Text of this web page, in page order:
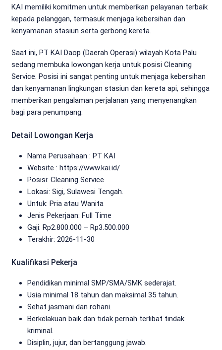
KAI memiliki komitmen untuk memberikan pelayanan terbaik
kepada pelanggan, termasuk menjaga kebersihan dan
kenyamanan stasiun serta gerbong kereta.
Saat ini, PT KAI Daop (Daerah Operasi) wilayah Kota Palu
sedang membuka lowongan kerja untuk posisi Cleaning
Service. Posisi ini sangat penting untuk menjaga kebersihan
dan kenyamanan lingkungan stasiun dan kereta api, sehingga
memberikan pengalaman perjalanan yang menyenangkan
bagi para penumpang.
Detail Lowongan Kerja
Nama Perusahaan : PT KAI
Website : https://www.kai.id/
Posisi: Cleaning Service
Lokasi: Sigi, Sulawesi Tengah.
Untuk: Pria atau Wanita
Jenis Pekerjaan: Full Time
Gaji: Rp2.800.000 – Rp3.500.000
Terakhir: 2026-11-30
Kualifikasi Pekerja
Pendidikan minimal SMP/SMA/SMK sederajat.
Usia minimal 18 tahun dan maksimal 35 tahun.
Sehat jasmani dan rohani.
Berkelakuan baik dan tidak pernah terlibat tindak
kriminal.
Disiplin, jujur, dan bertanggung jawab.